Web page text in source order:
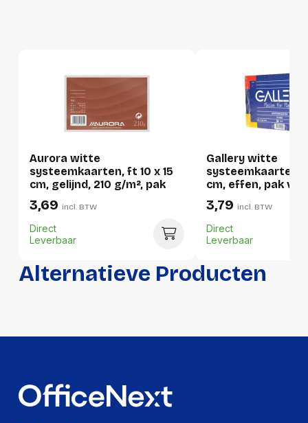
Hoogte:
213 millimeter
Gewicht:
2689 gram
Per pallet
Hoeveelheid:
2400 stuks
Hoogte:
Lengte:
-
Alternatieve Producten
Aurora witte
systeemkaarten, ft 10 x 15
cm, gelijnd, 210 g/m², pak
van 100 stuks
3,69 incl. BTW
Direct
Leverbaar
Gallery witte
systeemkaarten,
cm, effen, pak van
stuks
3,79 incl. BTW
Direct
Leverbaar